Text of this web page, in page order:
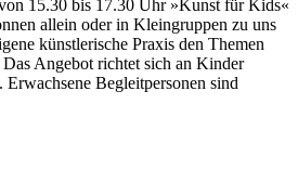
15.30 bis 17.30 Uhr »Kunst für Kids«
allein oder in Kleingruppen zu uns
künstlerische Praxis den Themen
Angebot richtet sich an Kinder
Begleitpersonen sind